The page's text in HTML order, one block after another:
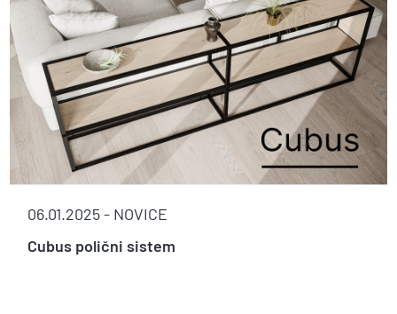
06.01.2025 - NOVICE
Cubus polični sistem